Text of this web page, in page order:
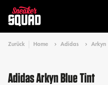
Zurück Home Adidas Arkyn
Adidas Arkyn Blue Tint